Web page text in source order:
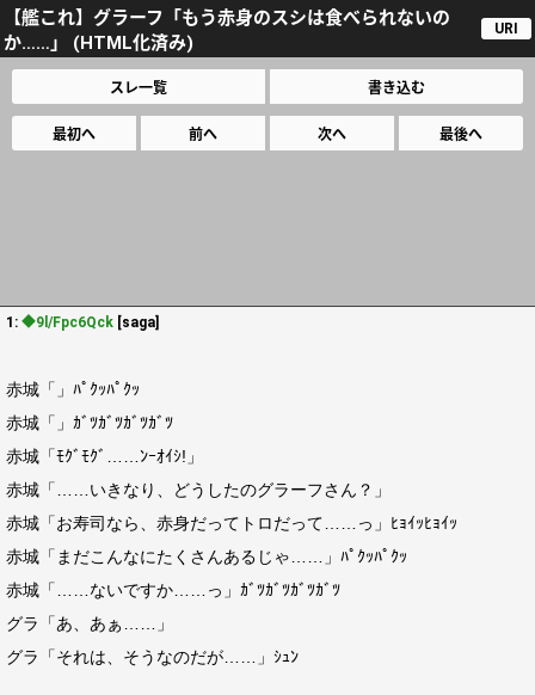
【艦これ】グラーフ「もう赤身のスシは食べられないの
か……」 (HTML化済み)
URI
スレ一覧 書き込む
最初へ 前へ 次へ 最後へ
1: ◆9l/Fpc6Qck [saga]
赤城「」ﾊﾟｸｯﾊﾟｸｯ
赤城「」ｶﾞﾂｶﾞﾂｶﾞﾂｶﾞﾂ
赤城「ﾓｸﾞﾓｸﾞ……ﾝｰｵｲｼ!」
赤城「……いきなり、どうしたのグラーフさん？」
赤城「お寿司なら、赤身だってトロだって……っ」ﾋｮｲｯﾋｮｲｯ
赤城「まだこんなにたくさんあるじゃ……」ﾊﾟｸｯﾊﾟｸｯ
赤城「……ないですか……っ」ｶﾞﾂｶﾞﾂｶﾞﾂｶﾞﾂ
グラ「あ、あぁ……」
グラ「それは、そうなのだが……」ｼｭﾝ